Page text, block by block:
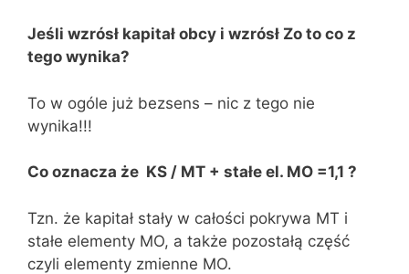
Jeśli wzrósł kapitał obcy i wzrósł Zo to co z
tego wynika?
To w ogóle już bezsens – nic z tego nie
wynika!!!
Co oznacza że KS / MT + stałe el. MO =1,1 ?
Tzn. że kapitał stały w całości pokrywa MT i
stałe elementy MO, a także pozostałą część
czyli elementy zmienne MO.